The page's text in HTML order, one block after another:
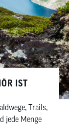
IST
Trails,
jede Menge